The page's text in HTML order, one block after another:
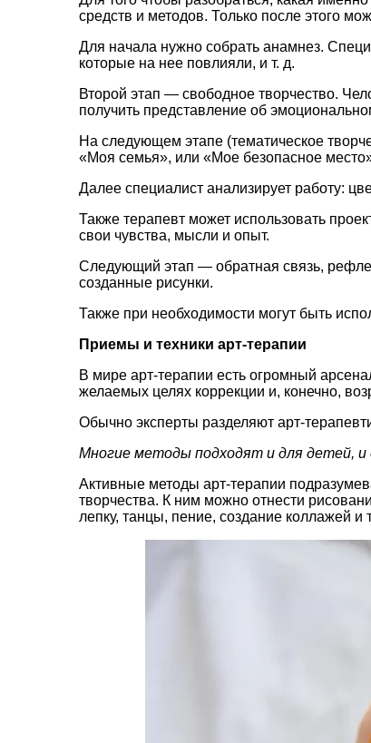
средств и методов. Только после этого
Для начала нужно собрать анамнез.
которые на нее повлияли, и т. д.
Второй этап — свободное творчество.
получить представление об
На следующем этапе (тематическое
«Моя семья», или «Мое безопасное
Далее специалист анализирует работу:
Также терапевт может использовать
свои чувства, мысли и опыт.
Следующий этап — обратная связь,
созданные рисунки.
Также при необходимости могут быть
Приемы и техники арт-терапии
В мире арт-терапии есть огромный
желаемых целях коррекции и, конечно,
Обычно эксперты разделяют арт-
Многие методы подходят и для детей, и
Активные методы арт-терапии
творчества. К ним можно отнести
лепку, танцы, пение, создание коллажей и